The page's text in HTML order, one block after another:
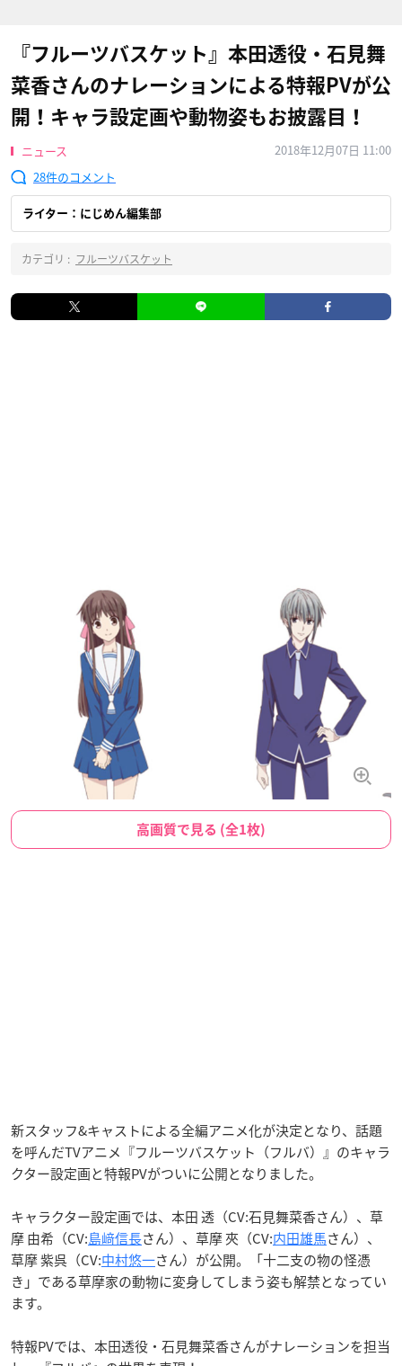
『フルーツバスケット』本田透役・石見舞
菜香さんのナレーションによる特報PVが公
開！キャラ設定画や動物姿もお披露目！
ニュース
2018年12月07日 11:00
28
ライター：にじめん編集部
カテゴリ : フルーツバスケット
高画質で見る (全1枚)
新スタッフ&キャストによる全編アニメ化が決定となり、話題
を呼んだTVアニメ『フルーツバスケット（フルバ）』のキャラ
クター設定画と特報PVがついに公開となりました。
キャラクター設定画では、本田 透（CV:石見舞菜香さん）、草
摩 由希（CV:島﨑信長さん）、草摩 夾（CV:内田雄馬さん）、
草摩 紫呉（CV:中村悠一さん）が公開。「十二支の物の怪憑
き」である草摩家の動物に変身してしまう姿も解禁となってい
ます。
特報PVでは、本田透役・石見舞菜香さんがナレーションを担当